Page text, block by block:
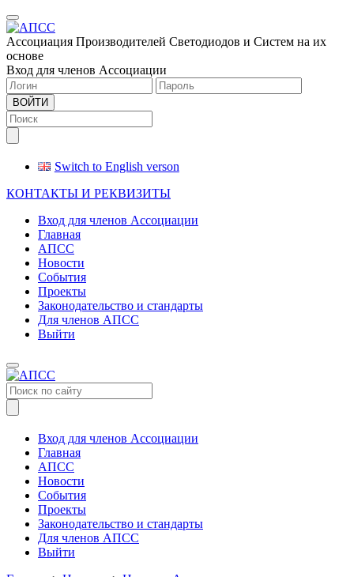
Меню
Ассоциация Производителей Светодиодов и Систем на их
основе
Вход для членов Ассоциации
ВОЙТИ
Switch to English verson
КОНТАКТЫ И РЕКВИЗИТЫ
Вход для членов Ассоциации
Главная
АПСС
Новости
События
Проекты
Законодательство и стандарты
Для членов АПСС
Выйти
Меню
Вход для членов Ассоциации
Главная
АПСС
Новости
События
Проекты
Законодательство и стандарты
Для членов АПСС
Выйти